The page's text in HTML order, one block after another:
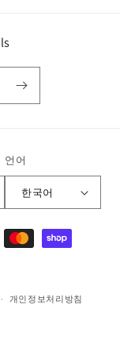
언어
한국어
개인정보처리방침